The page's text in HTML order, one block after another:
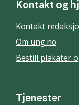
Kontakt og
Kontakt
Om ung.no
Bestill plakater
Tjenester